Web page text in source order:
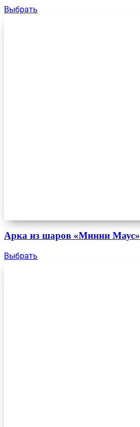
Выбрать
Арка из шаров «Минни Маус»
Выбрать